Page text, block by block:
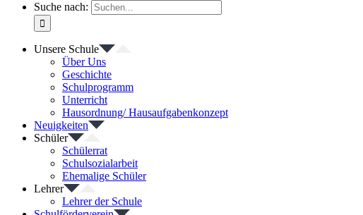
Suche nach:
Unsere Schule
Über Uns
Geschichte
Schulprogramm
Unterricht
Hausordnung/ Hausaufgabenkonzept
Neuigkeiten
Schüler
Schülerrat
Schulsozialarbeit
Ehemalige Schüler
Lehrer
Lehrer der Schule